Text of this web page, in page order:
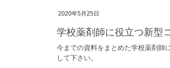
2020年5月25日
学校薬剤師に役立つ新型
今までの資料をまとめた学校薬剤師
して下さい。